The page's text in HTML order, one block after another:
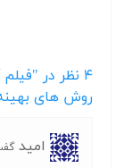
۴ نظر در
روش های
امید